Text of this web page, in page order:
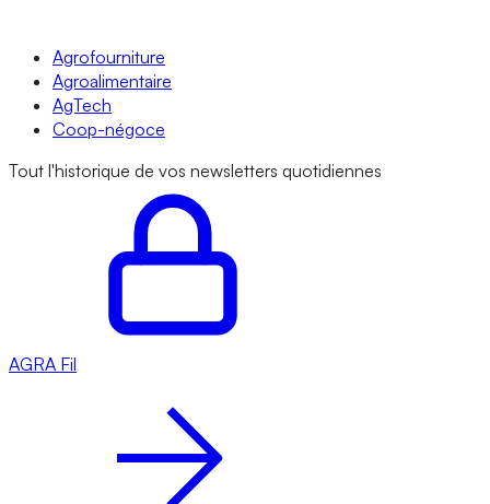
Agrofourniture
Agroalimentaire
AgTech
Coop-négoce
Tout l'historique de vos newsletters quotidiennes
AGRA Fil